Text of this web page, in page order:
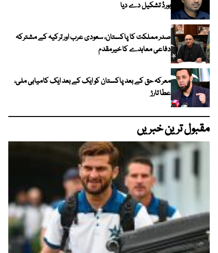
بورڈ تشکیل دے دیا
صدر مملکت کا پاکستان، سعودی عرب اور ترکیہ کے مشترکہ
دفاعی معاہدے کا خیرمقدم
معرکہ حق کے بعد پاکستان کو ایک کے بعد ایک کامیابی ملی،
عطا تارڑ
مقبول ترین خبریں